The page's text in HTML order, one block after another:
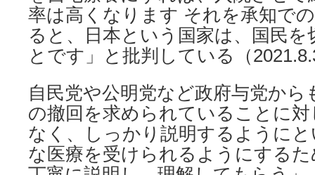
率は高くなります それを承知で
ると、日本という国家は、国民
とです」と批判している（
自民党や公明党など政府与党から
の撤回を求められていることに
なく、しっかり説明するように
な医療を受けられるようにする